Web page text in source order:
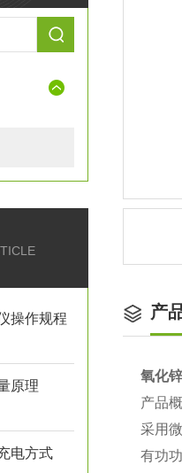
操作规程
原理
电方式
产
氧化
产品
采用
有功